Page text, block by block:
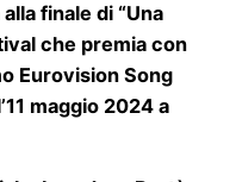
finale di “Una
che premia con
Eurovision Song
maggio 2024 a